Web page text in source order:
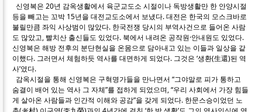
신영복은 20년 감옥생활에서 육군교도소 시절이나 독방생활만 한 안양시절
등을 빼고는 꼬박 15년을 대전교도소에서 보냈다. 대전은 한국의 모스크바로
불릴만큼 좌익 사상범이 많았다. 한국전쟁 당시의 부역사건으로 들어온 사람
도 많았고, 빨치산 출신들도 있었다. 북에서 내려온 공작원·안내원도 있었다.
신영복은 해방 전후의 분단현실을 온몸으로 담아내고 있는 이들과 일상을 같
이했다. 그러면서 체험하듯 역사를 대면하게 되었다. 그것은 ‘생환(生還)된 역
사’였다.
감옥시절을 통해 신영복은 구혁명가들을 만나면서 “그야말로 피가 통하고
숨결이 배어 있는 역사 그 자체”를 접하게 되었으며, “우리 사회에서 가장 힘들
게 살아온 사람들과 인간적 이해와 공감”을 갖게 되었다. 한문스승이었던 노